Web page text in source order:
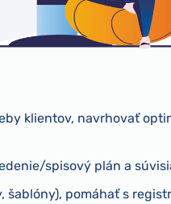
klientov, navrhovať
spisový plán a
šablóny), pomáhať s